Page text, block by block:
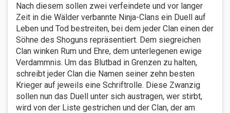
Nach diesem sollen zwei verfeindete und vor langer
Zeit in die Wälder verbannte Ninja-Clans ein Duell auf
Leben und Tod bestreiten, bei dem jeder Clan einen der
Söhne des Shoguns repräsentiert. Dem siegreichen
Clan winken Rum und Ehre, dem unterlegenen ewige
Verdammnis. Um das Blutbad in Grenzen zu halten,
schreibt jeder Clan die Namen seiner zehn besten
Krieger auf jeweils eine Schriftrolle. Diese Zwanzig
sollen nun das Duell unter sich austragen, wer stirbt,
wird von der Liste gestrichen und der Clan, der am